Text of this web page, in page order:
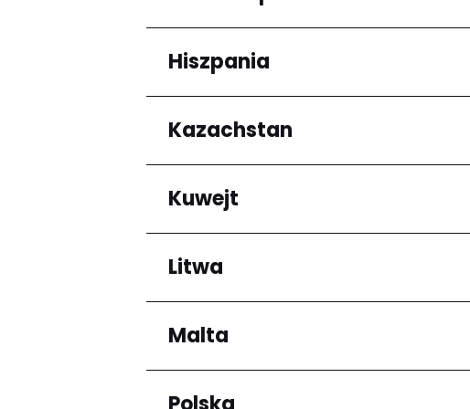
Arrondissement de Cayenne
Regiony
Grande-Terre
Hiszpania
Regiony
Andalucía
Kazachstan
Regiony
Almaty Region
Kuwejt
Regiony
Mubarak al-Kabir
Litwa
Regiony
Okręg kłajpedzki
Panevėžio apskritis
Malta
Regiony